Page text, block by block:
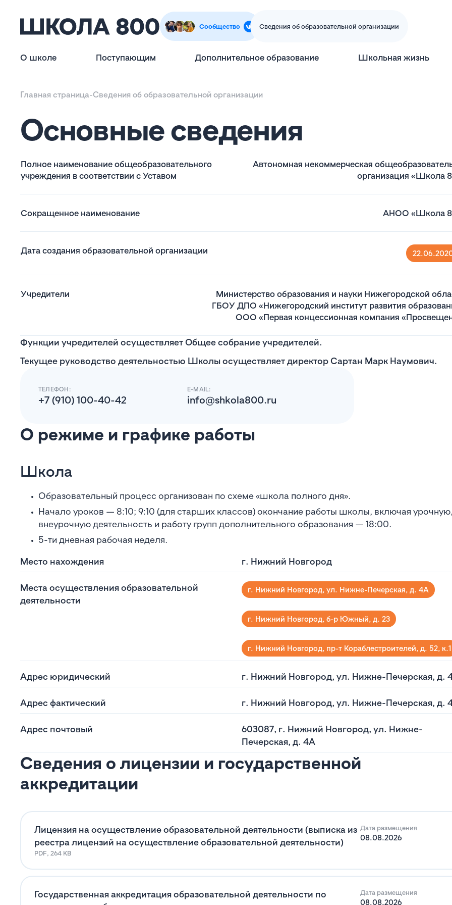
Сообщество Сведения об образовательной организации
О школе Поступающим Дополнительное образование Школьная жизнь
Главная страница-Сведения об образовательной организации
Основные сведения
Полное наименование общеобразовательного
учреждения в соответствии с Уставом
Автономная некоммерческая
организация «Школа
Сокращенное наименование АНОО «Школа
Дата создания образовательной организации
Учредители
Министерство образования и науки Нижегородской
ГБОУ ДПО «Нижегородский институт развития
ООО «Первая концессионная компания
Функции учредителей осуществляет Общее собрание учредителей.
Текущее руководство деятельностью Школы осуществляет директор Сартан Марк Наумович.
ТЕЛЕФОН:
+7 (910) 100-40-42
E-MAIL:
info@shkola800.ru
О режиме и графике работы
Школа
Образовательный процесс организован по схеме «школа полного дня».
Начало уроков — 8:10; 9:10 (для старших классов) окончание работы школы, включая
внеурочную деятельность и работу групп дополнительного образования — 18:00.
5-ти дневная рабочая неделя.
Место нахождения
г. Нижний Новгород
Места осуществления образовательной
деятельности
г. Нижний Новгород, ул. Нижне-Печерская, д. 4А
г. Нижний Новгород, б-р Южный, д. 23
г. Нижний Новгород, пр-т Кораблестроителей, д. 52, к.1
Адрес юридический г. Нижний Новгород, ул. Нижне-Печерская, д.
Адрес фактический г. Нижний Новгород, ул. Нижне-Печерская, д.
Адрес почтовый
603087, г. Нижний Новгород, ул. Нижне-
Печерская, д. 4А
Сведения о лицензии и государственной
аккредитации
Лицензия на осуществление образовательной деятельности (выписка из
реестра лицензий на осуществление образовательной деятельности)
PDF, 264 KB
Дата размещения
08.08.2026
Государственная аккредитация образовательной деятельности по
Дата размещения
08.08.2026